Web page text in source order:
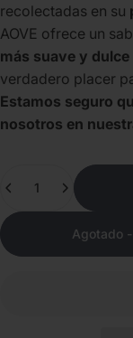
recolectadas en su
AOVE ofrece un
más suave y
verdadero placer
Estamos seguro
nosotros en
Agotado